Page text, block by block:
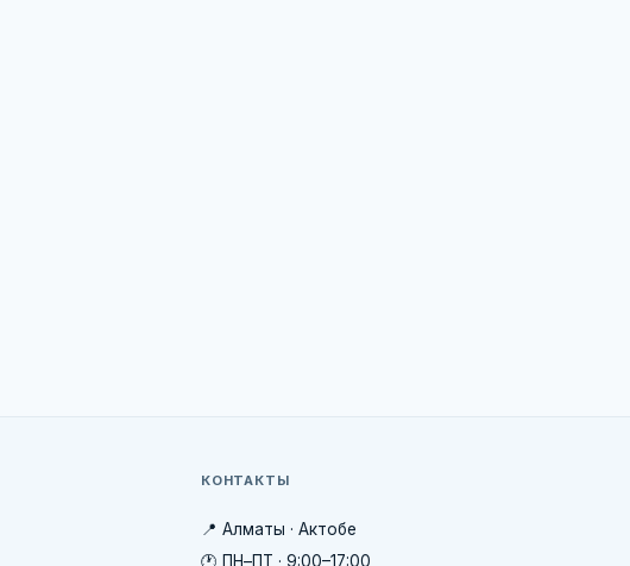
КОНТАКТЫ
📍 Алматы · Актобе
🕐 ПН–ПТ · 9:00–17:00